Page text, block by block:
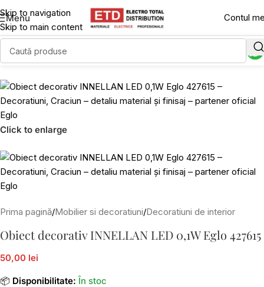
Skip to navigation
Skip to main content
Menu Contul
Click to enlarge
Prima pagină/Mobilier si decoratiuni/Decoratiuni de interior
Obiect decorativ INNELLAN LED 0,1W Eglo 427615
50,00 lei
📦 Disponibilitate: În stoc